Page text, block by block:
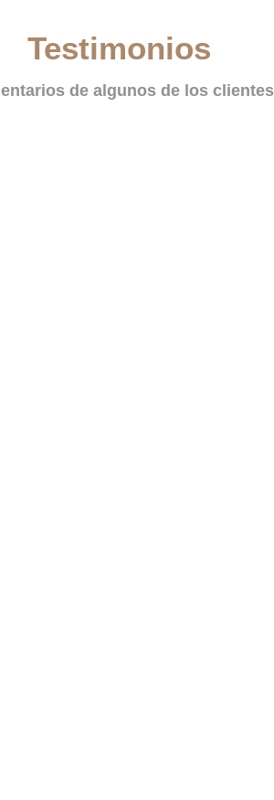
Testimonios
de algunos de los clientes